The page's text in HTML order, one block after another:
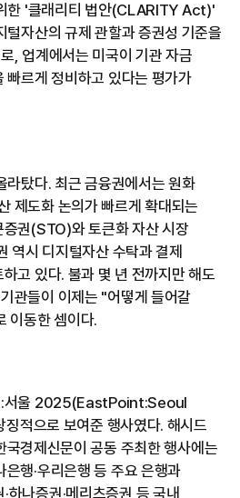
한 '클래리티 법안(CLARITY Act)'
털자산의 규제 관할과 증권성 기준을
, 업계에서는 미국이 기관 자금
빠르게 정비하고 있다는 평가가
라탔다. 최근 금융권에서는 원화
제도화 논의가 빠르게 확대되는
권(STO)와 토큰화 자산 시장
역시 디지털자산 수탁과 결제
고 있다. 불과 몇 년 전까지만 해도
관들이 이제는 "어떻게 들어갈
이동한 셈이다.
:서울 2025(EastPoint:Seoul
적으로 보여준 행사였다. 해시드
경제신문이 공동 주최한 행사에는
은행·우리은행 등 주요 은행과
하나증권·메리츠증권 등 국내